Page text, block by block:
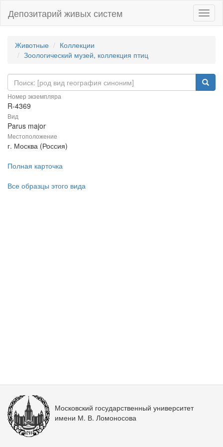
Депозитарий живых систем
Животные
Коллекции
Зоологический музей, коллекция птиц
Номер экземпляра
R-4369
Вид
Parus major
Местоположение
г. Москва (Россия)
Полная карточка
Все образцы этого вида
Московский государственный университет
имени М. В. Ломоносова